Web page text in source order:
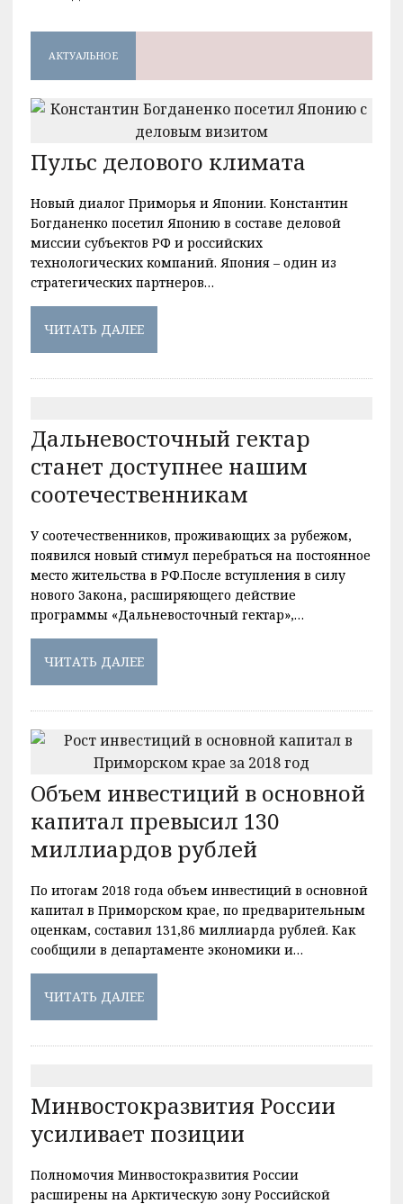
АКТУАЛЬНОЕ
Пульс делового климата
Новый диалог Приморья и Японии. Константин
Богданенко посетил Японию в составе деловой
миссии субъектов РФ и российских
технологических компаний. Япония – один из
стратегических партнеров…
ЧИТАТЬ ДАЛЕЕ
Дальневосточный гектар
станет доступнее нашим
соотечественникам
У соотечественников, проживающих за рубежом,
появился новый стимул перебраться на постоянное
место жительства в РФ.После вступления в силу
нового Закона, расширяющего действие
программы «Дальневосточный гектар»,…
ЧИТАТЬ ДАЛЕЕ
Объем инвестиций в основной
капитал превысил 130
миллиардов рублей
По итогам 2018 года объем инвестиций в основной
капитал в Приморском крае, по предварительным
оценкам, составил 131,86 миллиарда рублей. Как
сообщили в департаменте экономики и…
ЧИТАТЬ ДАЛЕЕ
Минвостокразвития России
усиливает позиции
Полномочия Минвостокразвития России
расширены на Арктическую зону Российской